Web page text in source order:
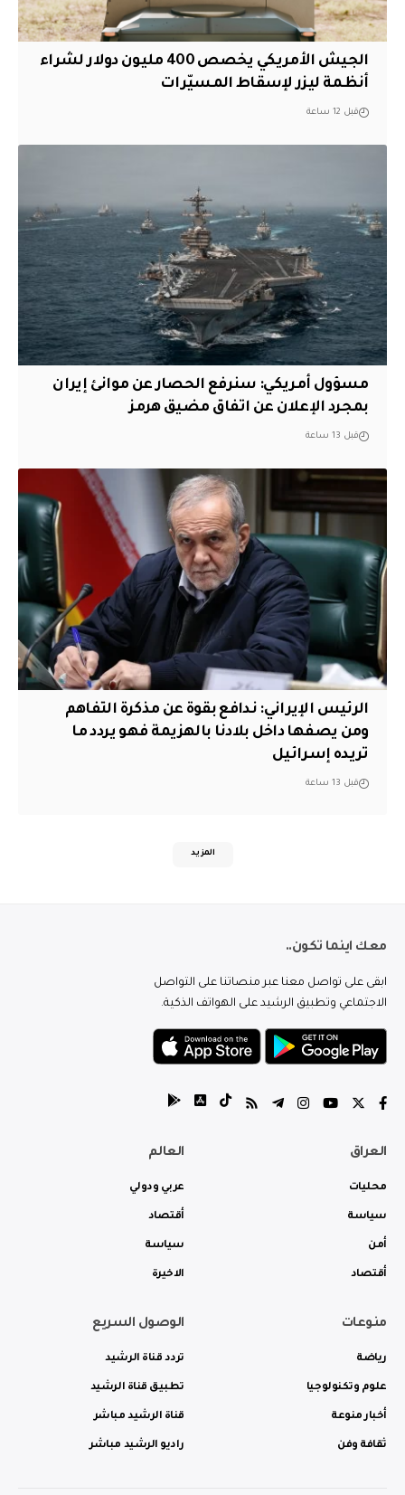
الجيش الأمريكي يخصص 400 مليون دولار لشراء
أنظمة ليزر لإسقاط المسيّرات
قبل 12 ساعة
مسؤول أمريكي: سنرفع الحصار عن موانئ إيران
بمجرد الإعلان عن اتفاق مضيق هرمز
قبل 13 ساعة
الرئيس الإيراني: ندافع بقوة عن مذكرة التفاهم
ومن يصفها داخل بلادنا بالهزيمة فهو يردد ما
تريده إسرائيل
قبل 13 ساعة
المزيد
معك اينما تكون..
ابقى على تواصل معنا عبر منصاتنا على التواصل
الاجتماعي وتطبيق الرشيد على الهواتف الذكية.
العراق
محليات
سياسة
أمن
أقتصاد
العالم
عربي ودولي
أقتصاد
سياسة
الاخيرة
منوعات
رياضة
علوم وتكنولوجيا
أخبار منوعة
ثقافة وفن
الوصول السريع
تردد قناة الرشيد
تطبيق قناة الرشيد
قناة الرشيد مباشر
راديو الرشيد مباشر